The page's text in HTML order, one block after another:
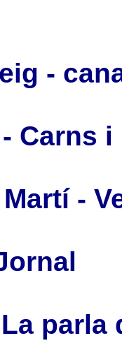
-
Carns i
-